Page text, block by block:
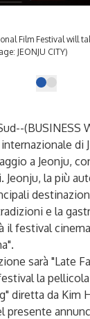
Film Festival will
JEONJU CITY)
(BUSINESS
di
a Jeonju,
Jeonju, la più
e la
il festival
sarà "Late
la
diretta da Kim
presente